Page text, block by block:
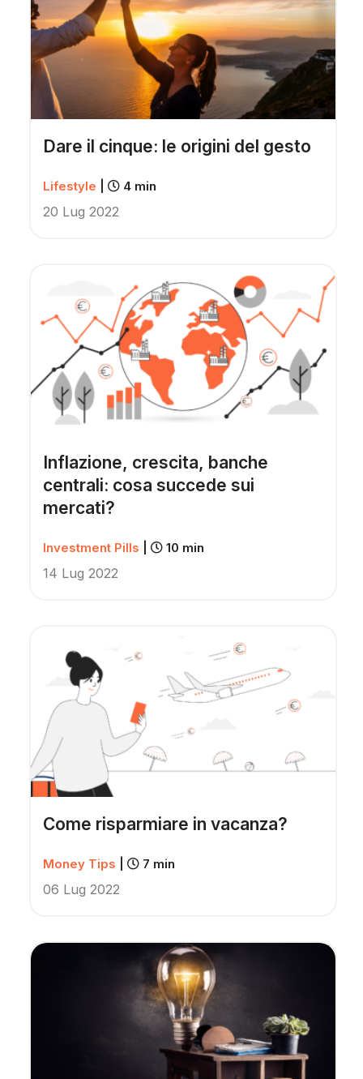
Dare il cinque: le origini del gesto
Lifestyle 4 min
20 Lug 2022
Inflazione, crescita, banche
centrali: cosa succede sui
mercati?
Investment Pills 10 min
14 Lug 2022
Come risparmiare in vacanza?
Money Tips 7 min
06 Lug 2022